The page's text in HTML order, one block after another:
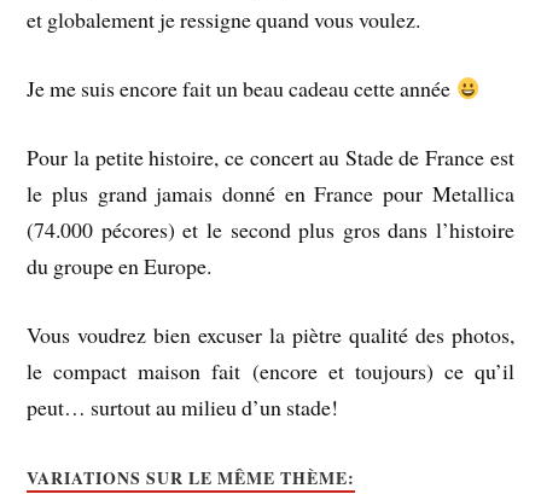
et globalement je ressigne quand vous voulez.
Je me suis encore fait un beau cadeau cette année
Pour la petite histoire, ce concert au Stade de France est
le plus grand jamais donné en France pour Metallica
(74.000 pécores) et le second plus gros dans l’histoire
du groupe en Europe.
Vous voudrez bien excuser la piètre qualité des photos,
le compact maison fait (encore et toujours) ce qu’il
peut… surtout au milieu d’un stade!
VARIATIONS SUR LE MÊME THÈME: